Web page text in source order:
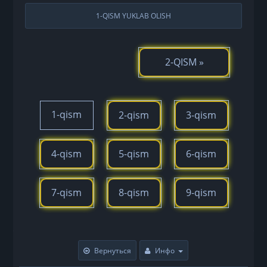
1-QISM YUKLAB OLISH
2-QISM »
1-qism 2-qism 3-qism
4-qism 5-qism 6-qism
7-qism 8-qism 9-qism
Вернуться Инфо